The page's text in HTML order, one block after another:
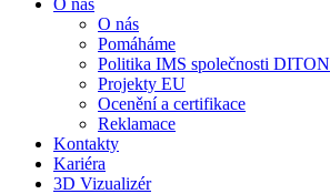
O nás
O nás
Pomáháme
Politika IMS společnosti DITON
Projekty EU
Ocenění a certifikace
Reklamace
Kontakty
Kariéra
3D Vizualizér